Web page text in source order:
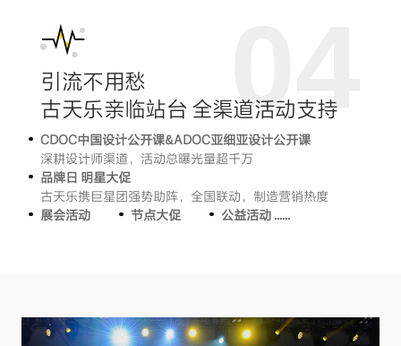
引流不用愁
古天乐亲临站台 全渠道活动支持
CDOC中国设计公开课&ADOC亚细亚设计公开课
深耕设计师渠道，活动总曝光量超千万
品牌日 明星大促
古天乐携巨星团强势助阵，全国联动，制造营销热度
展会活动
节点大促 公益活动 ......
04